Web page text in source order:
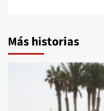
Más historias